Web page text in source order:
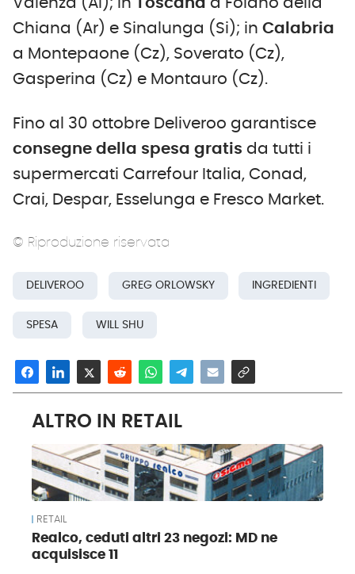
Valenza (Al); in Toscana a Foiano della
Chiana (Ar) e Sinalunga (Si); in Calabria
a Montepaone (Cz), Soverato (Cz),
Gasperina (Cz) e Montauro (Cz).
Fino al 30 ottobre Deliveroo garantisce
consegne della spesa gratis da tutti i
supermercati Carrefour Italia, Conad,
Crai, Despar, Esselunga e Fresco Market.
© Riproduzione riservata
DELIVEROO GREG ORLOWSKY INGREDIENTI
SPESA WILL SHU
ALTRO IN RETAIL
RETAIL
Realco, ceduti altri 23 negozi: MD ne
acquisisce 11